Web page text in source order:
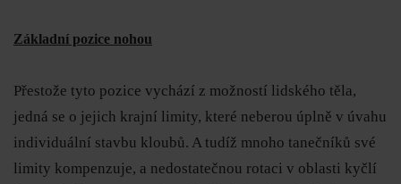
Základní pozice nohou
Přestože tyto pozice vychází z možností lidského těla,
jedná se o jejich krajní limity, které neberou úplně v úvahu
individuální stavbu kloubů. A tudíž mnoho tanečníků své
limity kompenzuje, a nedostatečnou rotaci v oblasti kyčlí